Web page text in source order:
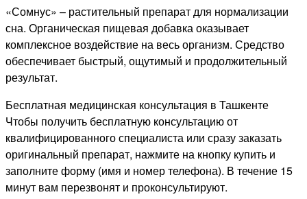
«Сомнус» – растительный препарат для нормализации
сна. Органическая пищевая добавка оказывает
комплексное воздействие на весь организм. Средство
обеспечивает быстрый, ощутимый и продолжительный
результат.
Бесплатная медицинская консультация в Ташкенте
Чтобы получить бесплатную консультацию от
квалифицированного специалиста или сразу заказать
оригинальный препарат, нажмите на кнопку купить и
заполните форму (имя и номер телефона). В течение 15
минут вам перезвонят и проконсультируют.